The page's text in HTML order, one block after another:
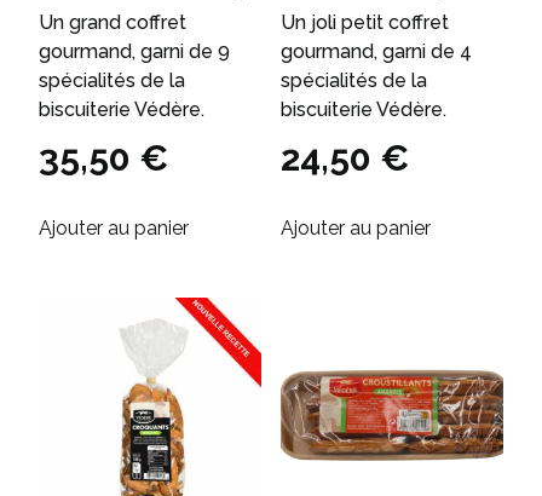
Un grand coffret
gourmand, garni de 9
spécialités de la
biscuiterie Védère.
35,50 €
Ajouter au panier
Un joli petit coffret
gourmand, garni de 4
spécialités de la
biscuiterie Védère.
24,50 €
Ajouter au panier